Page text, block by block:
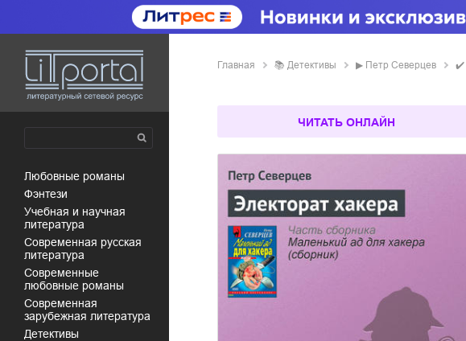
любовные романы
фэнтези
учебная и научная
литература
современная русская
литература
современные
любовные романы
современная
зарубежная литература
детективы
Главная 📚 детективы ▶ Петр Северцев ✔️
ЧИТАТЬ ОНЛАЙН